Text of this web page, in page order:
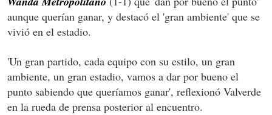
aunque querían ganar, y destacó el 'gran ambiente' que se
vivió en el estadio.
'Un gran partido, cada equipo con su estilo, un gran
ambiente, un gran estadio, vamos a dar por bueno el
punto sabiendo que queríamos ganar', reflexionó Valverde
en la rueda de prensa posterior al encuentro.